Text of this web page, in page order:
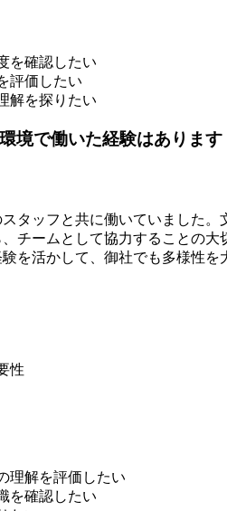
を確認したい
評価したい
解を探りたい
境で働いた経験はあります
タッフと共に働いていました。
チームとして協力することの大
を活かして、御社でも多様性を
性
理解を評価したい
を確認したい